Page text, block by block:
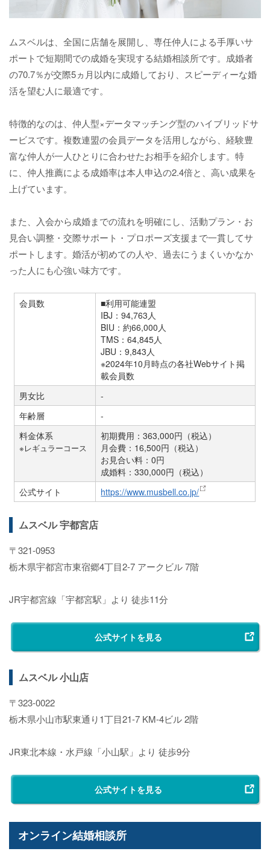
ムスベルは、全国に店舗を展開し、専任仲人による手厚いサ
ポートで短期間での成婚を実現する結婚相談所です。成婚者
の70.7％が交際5ヵ月以内に成婚しており、スピーディーな婚
活を望む人に最適です。
特徴的なのは、仲人型×データマッチング型のハイブリッドサ
ービスです。複数連盟の会員データを活用しながら、経験豊
富な仲人が一人ひとりに合わせたお相手を紹介します。特
に、仲人推薦による成婚率は本人申込の2.4倍と、高い成果を
上げています。
また、入会から成婚までの流れを明確にし、活動プラン・お
見合い調整・交際サポート・プロポーズ支援まで一貫してサ
ポートします。婚活が初めての人や、過去にうまくいかなか
った人にも心強い味方です。
会員数
■利用可能連盟
IBJ：94,763人
BIU：約66,000人
TMS：64,845人
JBU：9,843人
※2024年10月時点の各社Webサイト掲
載会員数
男女比
-
年齢層
-
料金体系
※レギュラーコース
初期費用：363,000円（税込）
月会費：16,500円（税込）
お見合い料：0円
成婚料：330,000円（税込）
公式サイト
https://www.musbell.co.jp/
ムスベル 宇都宮店
〒321-0953
栃木県宇都宮市東宿郷4丁目2-7 アークビル 7階
JR宇都宮線「宇都宮駅」より 徒歩11分
公式サイトを見る
ムスベル 小山店
〒323-0022
栃木県小山市駅東通り1丁目21-7 KM-4ビル 2階
JR東北本線・水戸線「小山駅」より 徒歩9分
公式サイトを見る
オンライン結婚相談所